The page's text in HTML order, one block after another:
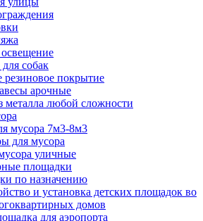
собак
резиновое покрытие
арочные
металла любой сложности
мусора 7м3-8м3
для мусора
уличные
площадки
по назначению
и установка детских площадок во
домов
для аэропорта